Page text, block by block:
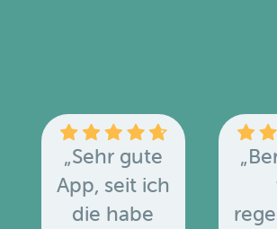
„Sehr gute
App, seit ich
die habe